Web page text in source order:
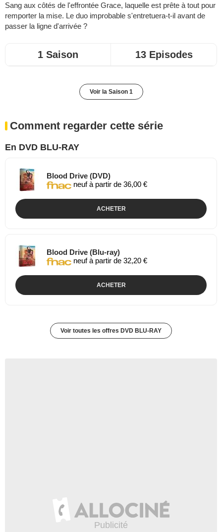
Sang aux côtés de l'effrontée Grace, laquelle est prête à tout pour
remporter la mise. Le duo improbable s'entretuera-t-il avant de
passer la ligne d'arrivée ?
1 Saison 13 Episodes
Voir la Saison 1
Comment regarder cette série
En DVD BLU-RAY
Blood Drive (DVD)
neuf à partir de 36,00 €
ACHETER
Blood Drive (Blu-ray)
neuf à partir de 32,20 €
ACHETER
Voir toutes les offres DVD BLU-RAY